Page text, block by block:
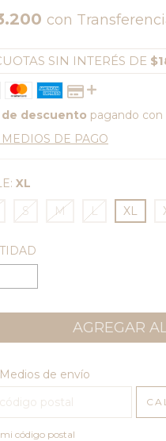
con
SIN INTERÉS DE
de descuento pagando con
DE PAGO
XL
S M L XL
para el CP:
Medios de envío
mi código postal